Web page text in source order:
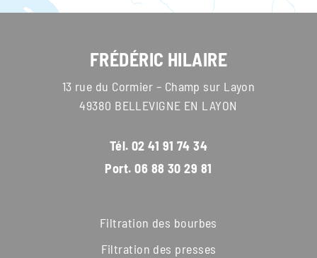
FRÉDÉRIC HILAIRE
13 rue du Cormier – Champ sur Layon
49380 BELLEVIGNE EN LAYON
Tél. 02 41 91 74 34
Port.06 88 30 29 81
Filtration des bourbes
Filtration des presses